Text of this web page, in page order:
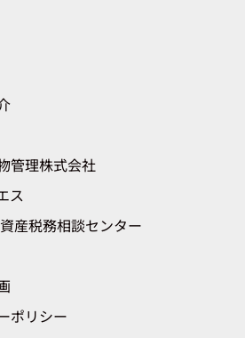
管理株式会社​
ス
産税務相談センター
ポリシー